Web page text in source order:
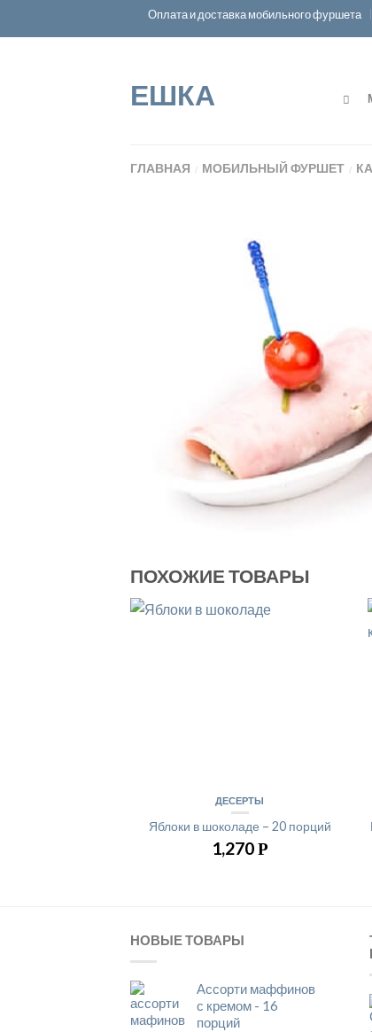
Оплата и доставка мобильного фуршета
ЕШКА
ГЛАВНАЯ / МОБИЛЬНЫЙ ФУРШЕТ /
ПОХОЖИЕ ТОВАРЫ
ДЕСЕРТЫ
Яблоки в шоколаде – 20 порций
1,270Р
НОВЫЕ ТОВАРЫ
Ассорти маффинов
с кремом - 16
порций